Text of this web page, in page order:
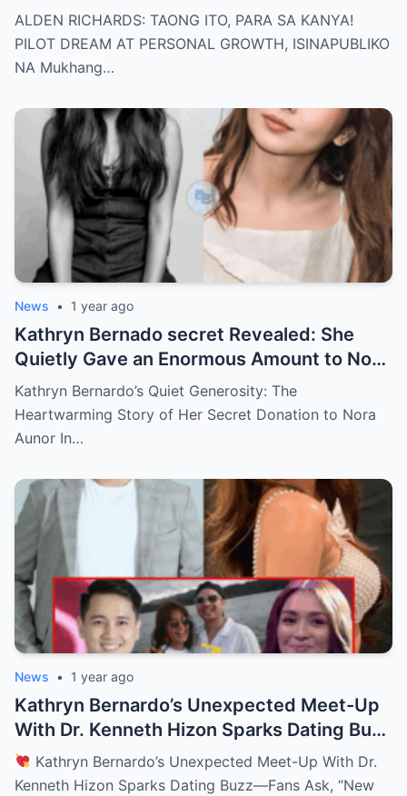
dream of becoming a PILOT! But wait,
there’s more
ALDEN RICHARDS: TAONG ITO, PARA SA KANYA!
PILOT DREAM AT PERSONAL GROWTH, ISINAPUBLIKO
NA Mukhang…
News • 1 year ago
Kathryn Bernado secret Revealed: She
Quietly Gave an Enormous Amount to Nora
Aunor—The Reason Behind It Will Break
Your Heart!
Kathryn Bernardo’s Quiet Generosity: The
Heartwarming Story of Her Secret Donation to Nora
Aunor In…
News • 1 year ago
Kathryn Bernardo’s Unexpected Meet-Up
With Dr. Kenneth Hizon Sparks Dating Buzz
—Fans Ask, “New Love Interest? Is She
Moving On?!
Kathryn Bernardo’s Unexpected Meet-Up With Dr.
Kenneth Hizon Sparks Dating Buzz—Fans Ask, “New